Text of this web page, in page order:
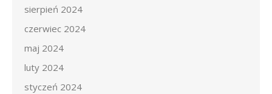
sierpień 2024
czerwiec 2024
maj 2024
luty 2024
styczeń 2024